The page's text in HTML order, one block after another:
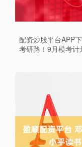
配资炒股平台APP
考研路！9月模考计